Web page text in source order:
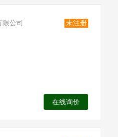
公司
未注册
在线询价